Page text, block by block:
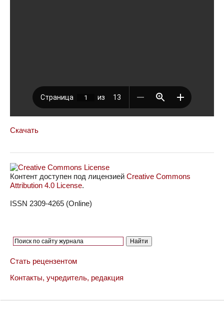
Скачать
Контент доступен под лицензией Creative Commons
Attribution 4.0 License.
ISSN 2309-4265 (Online)
Стать рецензентом
Контакты, учредитель, редакция